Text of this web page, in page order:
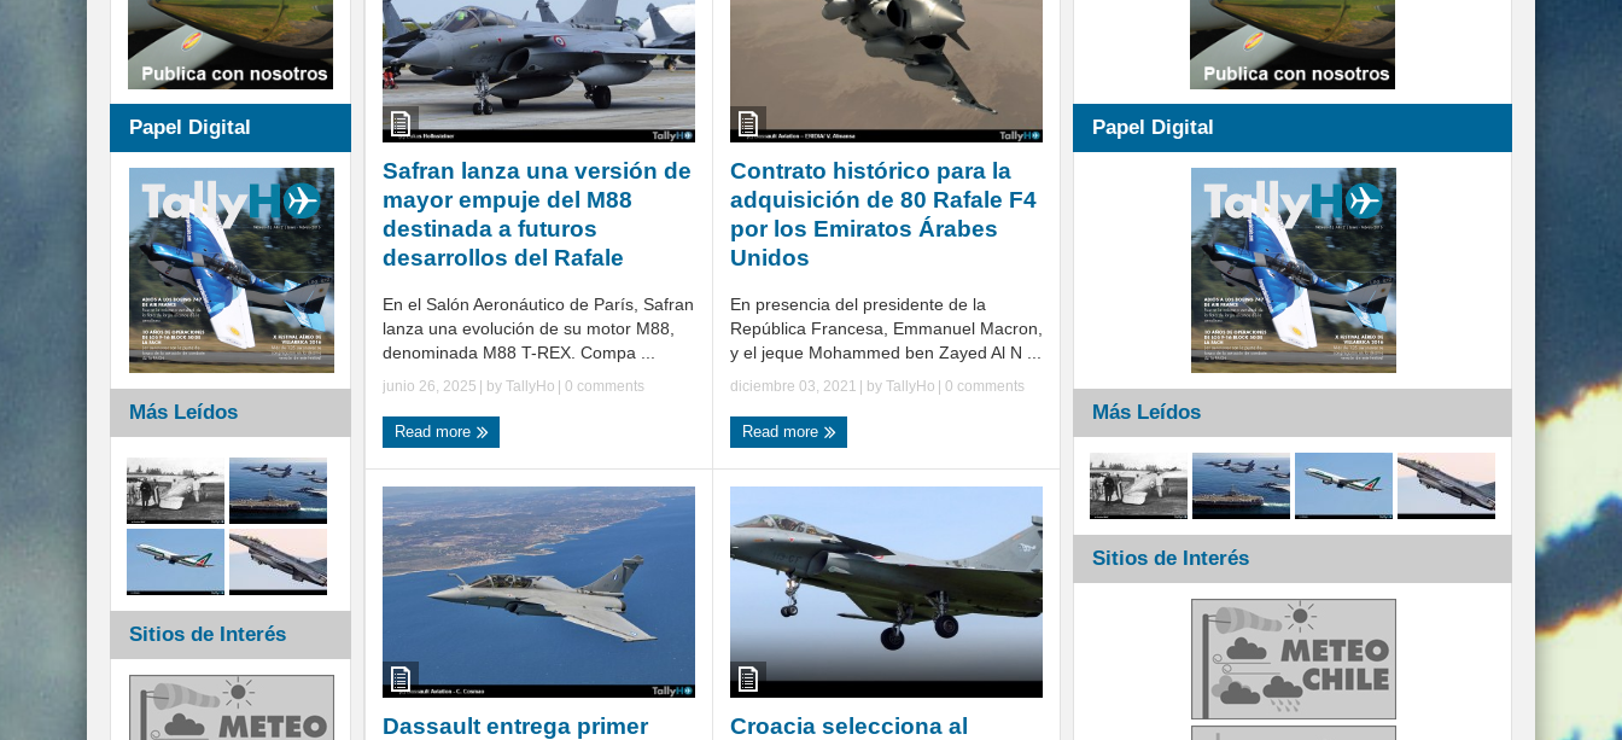
Safran lanza una versión de
mayor empuje del M88
destinada a futuros
desarrollos del Rafale
En el Salón Aeronáutico de París, Safran
lanza una evolución de su motor M88,
denominada M88 T-REX. Compa ...
junio 26, 2025 | by TallyHo 0 comments
Read more
Contrato histórico para la
adquisición de 80 Rafale F4
por los Emiratos Árabes
Unidos
En presencia del presidente de la
República Francesa, Emmanuel Macron,
y el jeque Mohammed ben Zayed Al N ...
diciembre 03, 2021 | by TallyHo 0 comments
Read more
Dassault entrega primer
Croacia selecciona al
Papel Digital
Más Leídos
Sitios de Interés
Papel Digital
Más Leídos
Sitios de Interés